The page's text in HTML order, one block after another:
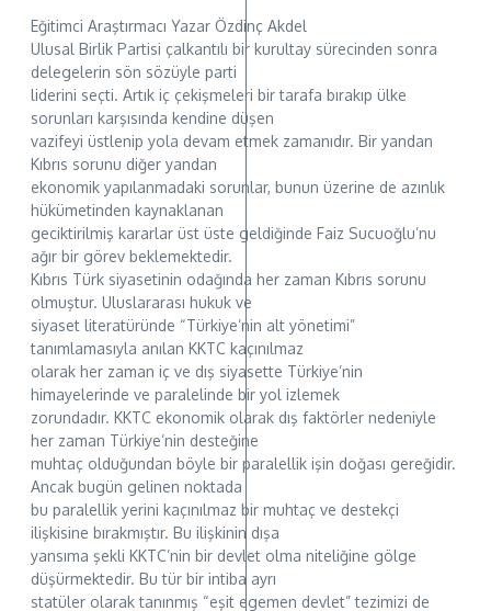
Eğitimci Araştırmacı Yazar Özdinç Akdel
Ulusal Birlik Partisi çalkantılı bir kurultay sürecinden sonra
delegelerin sön sözüyle parti
liderini seçti. Artık iç çekişmeleri bir tarafa bırakıp ülke
sorunları karşısında kendine düşen
vazifeyi üstlenip yola devam etmek zamanıdır. Bir yandan
Kıbrıs sorunu diğer yandan
ekonomik yapılanmadaki sorunlar, bunun üzerine de azınlık
hükümetinden kaynaklanan
geciktirilmiş kararlar üst üste geldiğinde Faiz Sucuoğlu’nu
ağır bir görev beklemektedir.
Kıbrıs Türk siyasetinin odağında her zaman Kıbrıs sorunu
olmuştur. Uluslararası hukuk ve
siyaset literatüründe “Türkiye’nin alt yönetimi”
tanımlamasıyla anılan KKTC kaçınılmaz
olarak her zaman iç ve dış siyasette Türkiye’nin
himayelerinde ve paralelinde bir yol izlemek
zorundadır. KKTC ekonomik olarak dış faktörler nedeniyle
her zaman Türkiye’nin desteğine
muhtaç olduğundan böyle bir paralellik işin doğası gereğidir.
Ancak bugün gelinen noktada
bu paralellik yerini kaçınılmaz bir muhtaç ve destekçi
ilişkisine bırakmıştır. Bu ilişkinin dışa
yansıma şekli KKTC’nin bir devlet olma niteliğine gölge
düşürmektedir. Bu tür bir intiba ayrı
statüler olarak tanınmış “eşit egemen devlet” tezimizi de